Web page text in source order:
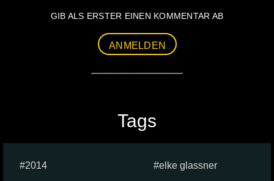
GIB ALS ERSTER EINEN KOMMENTAR AB
ANMELDEN
Tags
2014 elke glassner